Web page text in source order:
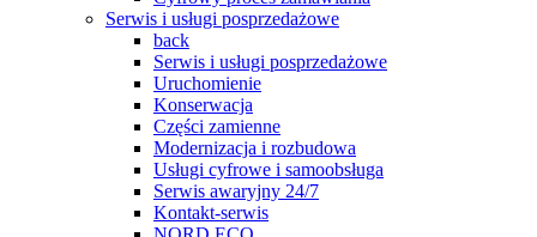
Serwis i usługi posprzedażowe
back
Serwis i usługi posprzedażowe
Uruchomienie
Konserwacja
Części zamienne
Modernizacja i rozbudowa
Usługi cyfrowe i samoobsługa
Serwis awaryjny 24/7
Kontakt-serwis